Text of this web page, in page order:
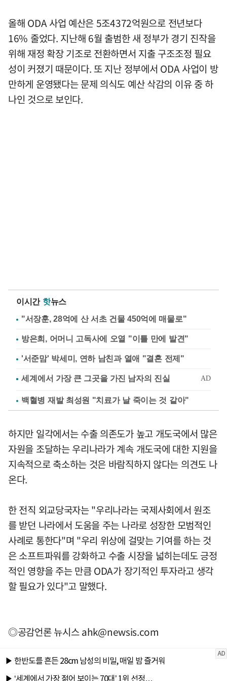
올해 ODA 사업 예산은 5조4372억원으로 전년보다
16% 줄었다. 지난해 6월 출범한 새 정부가 경기 진작을
위해 재정 확장 기조로 전환하면서 지출 구조조정 필요
성이 커졌기 때문이다. 또 지난 정부에서 ODA 사업이 방
만하게 운영됐다는 문제 의식도 예산 삭감의 이유 중 하
나인 것으로 보인다.
이시간 핫뉴스
"서장훈, 28억에 산 서초 건물 450억에 매물로"
방은희, 어머니 고독사에 오열 "이틀 만에 발견"
'서준맘' 박세미, 연하 남친과 열애 "결혼 전제"
백혈병 재발 최성원 "치료가 날 죽이는 것 같아"
하지만 일각에서는 수출 의존도가 높고 개도국에서 많은
자원을 조달하는 우리나라가 계속 개도국에 대한 지원을
지속적으로 축소하는 것은 바람직하지 않다는 의견도 나
온다.
한 전직 외교당국자는 "우리나라는 국제사회에서 원조
를 받던 나라에서 도움을 주는 나라로 성장한 모범적인
사례로 통한다"며 "우리 위상에 걸맞는 기여를 하는 것
은 소프트파워를 강화하고 수출 시장을 넓히는데도 긍정
적인 영향을 주는 만큼 ODA가 장기적인 투자라고 생각
할 필요가 있다"고 말했다.
◎공감언론 뉴시스ahk@newsis.com